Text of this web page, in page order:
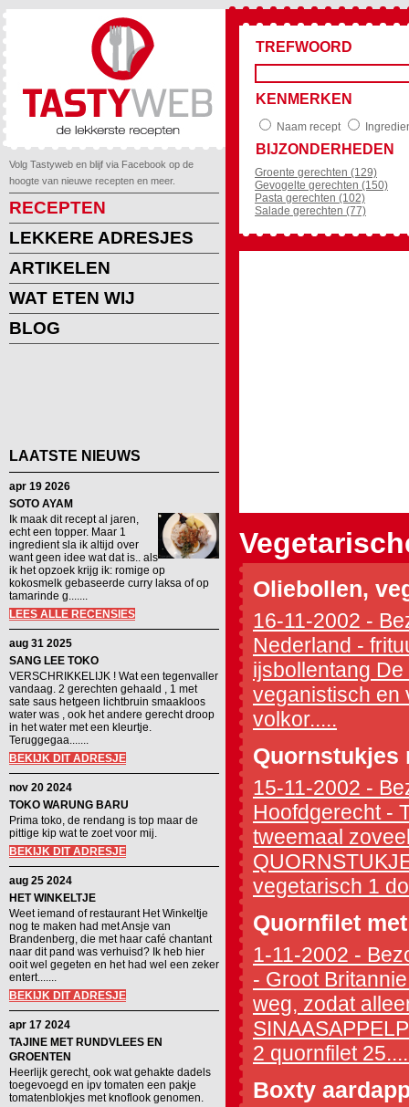
Volg Tastyweb en blijf via Facebook op de
hoogte van nieuwe recepten en meer.
RECEPTEN
LEKKERE ADRESJES
ARTIKELEN
WAT ETEN WIJ
BLOG
LAATSTE NIEUWS
apr 19 2026
SOTO AYAM
Ik maak dit recept al jaren,
echt een topper. Maar 1
ingredient sla ik altijd over
want geen idee wat dat is.. als
ik het opzoek krijg ik: romige op
kokosmelk gebaseerde curry laksa of op
tamarinde g.......
LEES ALLE RECENSIES
aug 31 2025
SANG LEE TOKO
VERSCHRIKKELIJK ! Wat een tegenvaller
vandaag. 2 gerechten gehaald , 1 met
sate saus hetgeen lichtbruin smaakloos
water was , ook het andere gerecht droop
in het water met een kleurtje.
Teruggegaa.......
BEKIJK DIT ADRESJE
nov 20 2024
TOKO WARUNG BARU
Prima toko, de rendang is top maar de
pittige kip wat te zoet voor mij.
BEKIJK DIT ADRESJE
aug 25 2024
HET WINKELTJE
Weet iemand of restaurant Het Winkeltje
nog te maken had met Ansje van
Brandenberg, die met haar café chantant
naar dit pand was verhuisd? Ik heb hier
ooit wel gegeten en het had wel een zeker
entert.......
BEKIJK DIT ADRESJE
apr 17 2024
TAJINE MET RUNDVLEES EN
GROENTEN
Heerlijk gerecht, ook wat gehakte dadels
toegevoegd en ipv tomaten een pakje
tomatenblokjes met knoflook genomen.
TREFWOORD
KENMERKEN
Naam recept
BIJZONDERHEDEN
Groente gerechten (129)
Gevogelte gerechten (150)
Pasta gerechten (102)
Salade gerechten (77)
Oliebollen,
16-11-2002 -
Nederland -
ijsbollentang
veganistisch en
volkor.....
Quornstukjes
15-11-2002 -
Hoofdgerecht -
tweemaal
vegetarisch 1
Quornfilet
1-11-2002 -
- Groot
weg, zodat
2 quornfilet
Boxty